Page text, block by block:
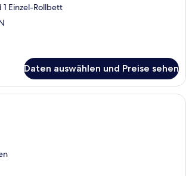
Einzel-Rollbett
Daten auswählen und Preise sehen
Ein Hotelzimmer mit einem großen